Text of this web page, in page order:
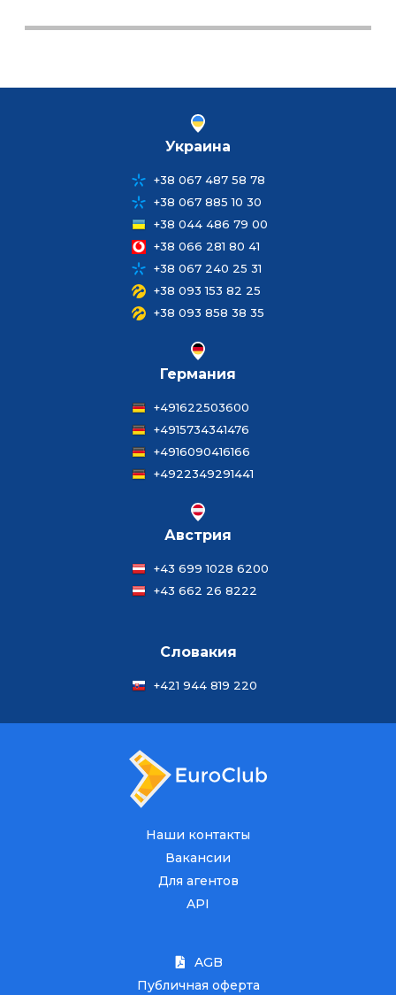
Украина
+38 067 487 58 78
+38 067 885 10 30
+38 044 486 79 00
+38 066 281 80 41
+38 067 240 25 31
+38 093 153 82 25
+38 093 858 38 35
Германия
+491622503600
+4915734341476
+4916090416166
+4922349291441
Австрия
+43 699 1028 6200
+43 662 26 8222
Словакия
+421 944 819 220
Наши контакты
Вакансии
Для агентов
API
AGB
Публичная оферта